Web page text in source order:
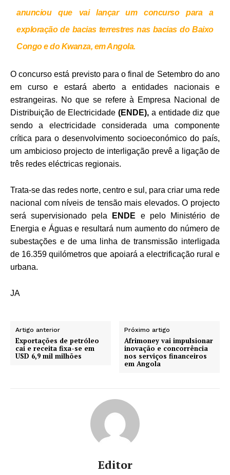
anunciou que vai lançar um concurso para a
exploração de bacias terrestres nas bacias do Baixo
Congo e do Kwanza, em Angola.
O concurso está previsto para o final de Setembro do ano
em curso e estará aberto a entidades nacionais e
estrangeiras. No que se refere à Empresa Nacional de
Distribuição de Electricidade(ENDE), a entidade diz que
sendo a electricidade considerada uma componente
crítica para o desenvolvimento socioeconómico do país,
um ambicioso projecto de interligação prevê a ligação de
três redes eléctricas regionais.
Trata-se das redes norte, centro e sul, para criar uma rede
nacional com níveis de tensão mais elevados. O projecto
será supervisionado pela
ENDE e pelo Ministério de
Energia e Águas e resultará num aumento do número de
subestações e de uma linha de transmissão interligada
de 16.359 quilómetros que apoiará a electrificação rural e
urbana.
JA
Artigo anterior
Exportações de petróleo
cai e receita fixa-se em
USD 6,9 mil milhões
Próximo artigo
Afrimoney vai impulsionar
inovação e concorrência
nos serviços financeiros
em Angola
Editor